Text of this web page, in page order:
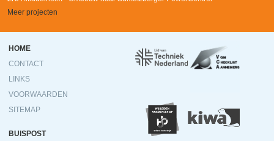
Meer projecten
Ondermenu
HOME
CONTACT
LINKS
VOORWAARDEN
SITEMAP
BUISPOST